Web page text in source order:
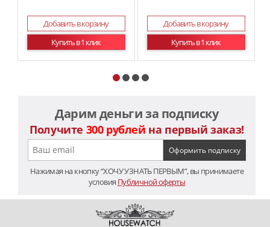
Добавить в корзину
Купить в 1 клик
Добавить в корзину
Купить в 1 клик
Дарим деньги за подписку
Получите 300 рублей на первый заказ!
Нажимая на кнопку “ХОЧУ УЗНАТЬ ПЕРВЫМ”, вы принимаете
условия Публичной оферты